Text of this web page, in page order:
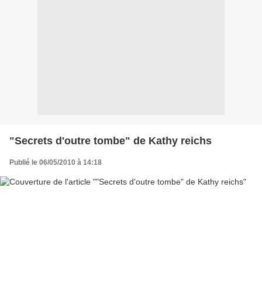
"Secrets d'outre tombe" de Kathy reichs
Publié le 06/05/2010 à 14:18